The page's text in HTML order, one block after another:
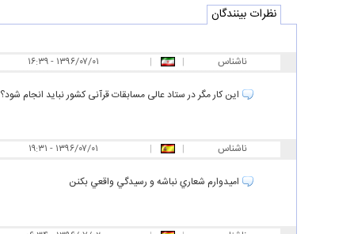
نظرات بینندگان
ناشناس |
| ۱۶:۳۹ - ۱۳۹۶/۰۷/۰۱
این کار مگر در ستاد عالی مسابقات قرآنی کشور نباید انجام شود؟
ناشناس |
| ۱۹:۳۱ - ۱۳۹۶/۰۷/۰۱
اميدوارم شعاري نباشه و رسيدگي واقعي بكنن